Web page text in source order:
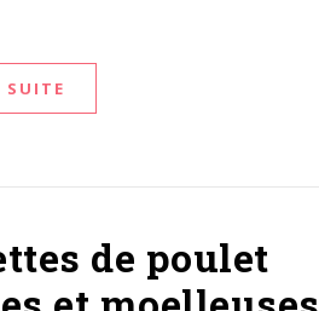
SUITE
de poulet